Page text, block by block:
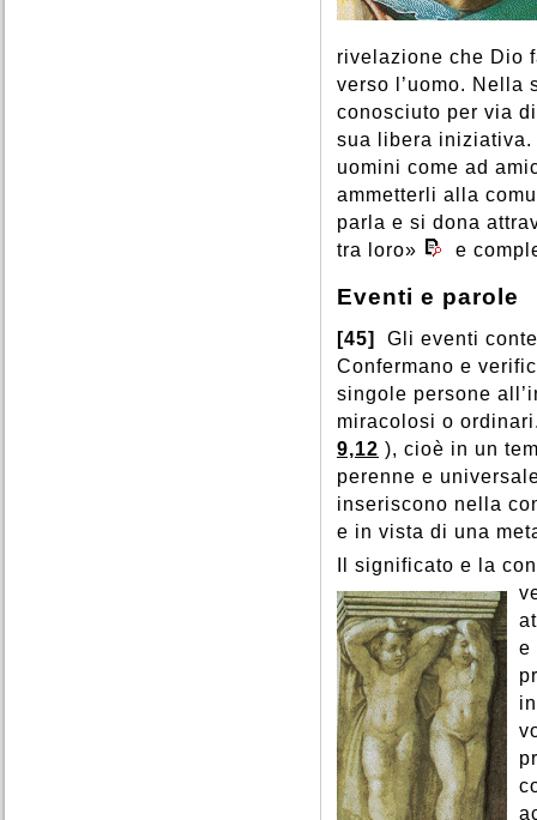
rivelazione che Dio
verso l’uomo. Nella
conosciuto per via
sua libera iniziativa.
uomini come ad
ammetterli alla
parla e si dona
tra loro»
e
Eventi e parole
[45]
Gli eventi
Confermano e
singole persone
miracolosi o
9,12 ), cioè in un
perenne e
inseriscono nella
e in vista di una
Il significato e la
e